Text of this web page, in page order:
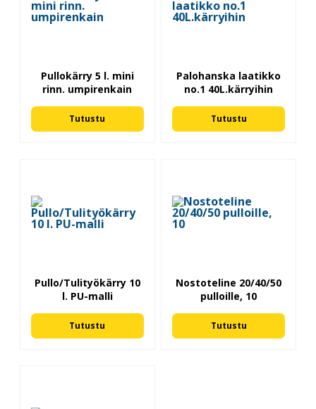
Pullokärry 5 l. mini
rinn. umpirenkain
Tutustu
Palohanska laatikko
no.1 40L.kärryihin
Tutustu
Pullo/Tulityökärry 10
l. PU-malli
Tutustu
Nostoteline 20/40/50
pulloille, 10
Tutustu